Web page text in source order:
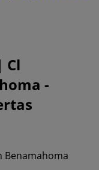
Cl
-
Benamahoma